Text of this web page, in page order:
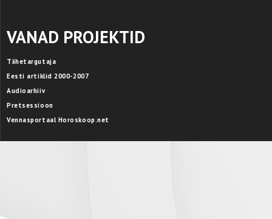
VANAD PROJEKTID
Tähetargutaja
Eesti artiklid 2000-2007
Audioarhiiv
Pretsessioon
Vennasportaal Horoskoop.net